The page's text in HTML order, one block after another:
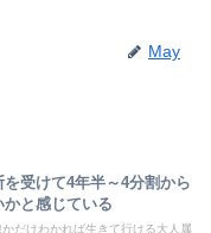
May
受けて4年半～4分割から
と感じている
だけわかれば生きて行ける大人属